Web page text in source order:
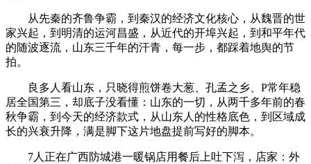
从先秦的齐鲁争霸，到秦汉的经济文化核心，从魏晋的世
家兴起，到明清的运河昌盛，从近代的开埠兴起，到和平年代
的随波逐流，山东三千年的汗青，每一步，都踩着地舆的节
拍。
良多人看山东，只晓得煎饼卷大葱、孔孟之乡、P常年稳
居全国第三，却底子没看懂：山东的一切，从两千多年前的春
秋争霸，到今天的经济款式，从山东人的性格底色，到区域成
长的兴衰升降，满是脚下这片地盘提前写好的脚本。
7人正在广西防城港一暖锅店用餐后上吐下泻，店家：外